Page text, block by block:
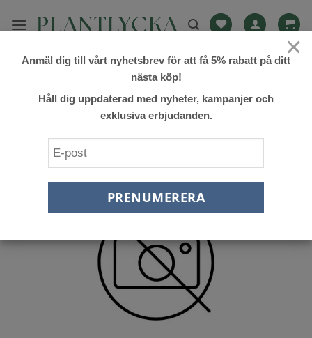
FILTRERA
×
Anmäl dig till vårt nyhetsbrev för att få 5% rabatt på ditt
nästa köp!
Håll dig uppdaterad med nyheter, kampanjer och
exklusiva erbjudanden.